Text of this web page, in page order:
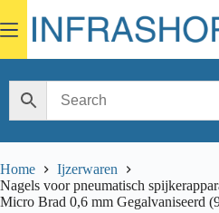
to
content
Home
Ijzerwaren
Nagels voor pneumatisch
Micro Brad 0,6 mm Gegalvaniseerd